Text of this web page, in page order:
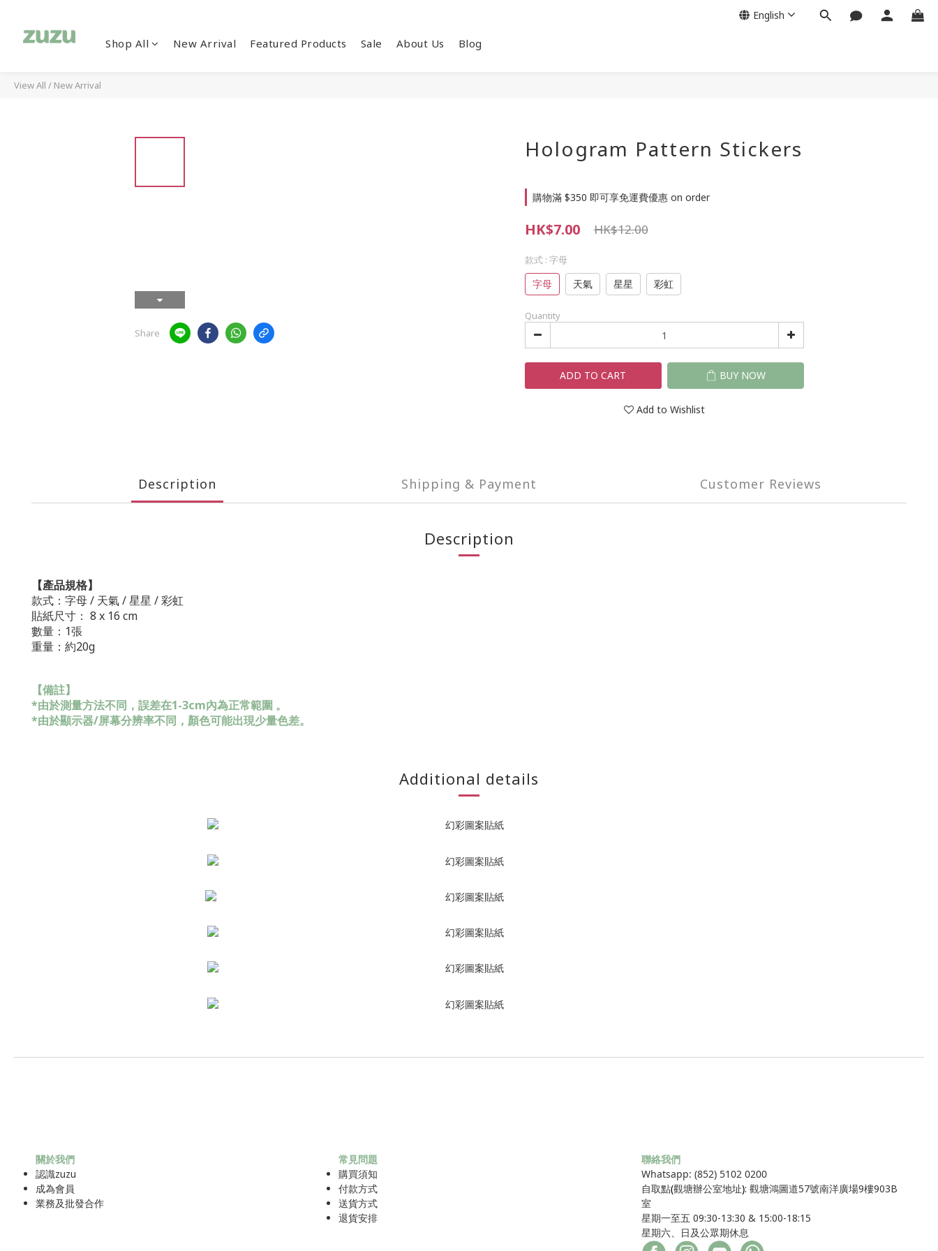
Shop All New Arrival Featured Products Sale About Us Blog
English
View All / New Arrival
Share
Hologram Pattern Stickers
購物滿 $350 即可享免運費優惠 on order
HK$7.00 HK$12.00
款式 : 字母
字母 天氣 星星 彩虹
Quantity
ADD TO CART BUY NOW
Add to Wishlist
Description Shipping & Payment Customer Reviews
Description
【產品規格】
款式 ： 字母 / 天氣 / 星星 / 彩虹
貼紙尺寸： 8 x 16 cm
數量：1張
重量：約20g
【備註】
*由於測量方法不同，誤差在1-3cm內為正常範圍 。
*由於顯示器/屏幕分辨率不同，顏色可能出現少量色差。
Additional details
關於我們
認識zuzu
成為會員
業務及批發合作
常見問題
購買須知
付款方式
送貨方式
退貨安排
聯絡我們
Whatsapp: (852) 5102 0200
自取點(觀塘辦公室地址): 觀塘鴻圖道57號南洋廣場9樓903B
室
星期一至五 09:30-13:30 & 15:00-18:15
星期六、日及公眾期休息